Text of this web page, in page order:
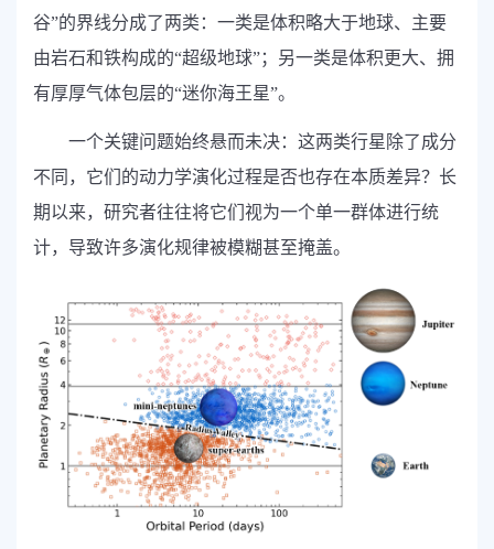
谷”的界线分成了两类：一类是体积略大于地球、主要
由岩石和铁构成的“超级地球”；另一类是体积更大、拥
有厚厚气体包层的“迷你海王星”。
一个关键问题始终悬而未决：这两类行星除了成分
不同，它们的动力学演化过程是否也存在本质差异？长
期以来，研究者往往将它们视为一个单一群体进行统
计，导致许多演化规律被模糊甚至掩盖。